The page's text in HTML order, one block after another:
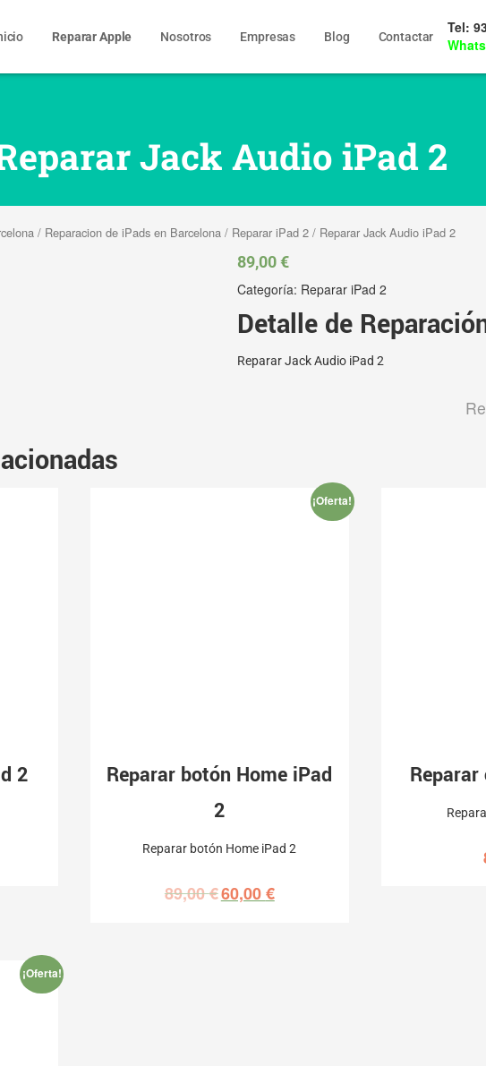
Reparar Apple Nosotros Empresas Blog Contactar
Tel:
Jack Audio iPad 2
/ Reparacion de iPads en Barcelona / Reparar iPad 2 / Reparar Jack Audio iPad 2
89,00€
Categoría: Reparar iPad 2
Detalle de
Reparar Jack Audio iPad 2
2
¡Oferta!
Reparar botón Home iPad
2
Reparar botón Home iPad 2
89,00€60,00€
¡Oferta!